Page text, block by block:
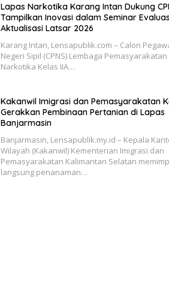
Lapas Narkotika Karang Intan Dukung
Tampilkan Inovasi dalam Seminar
Aktualisasi Latsar 2026
Karang Intan, Lensapublik.com – Calon
Negeri Sipil (CPNS) Lembaga Pemasyarakatan
Narkotika Kelas IIA…
Kakanwil Imigrasi dan Pemasyarakatan
Gerakkan Pembinaan Pertanian di Lapas
Banjarmasin
Banjarmasin, Lensapublik.my.id – Kepala
Wilayah (Kakanwil) Kementerian Imigrasi dan
Pemasyarakatan Kalimantan Selatan
langsung penanaman…